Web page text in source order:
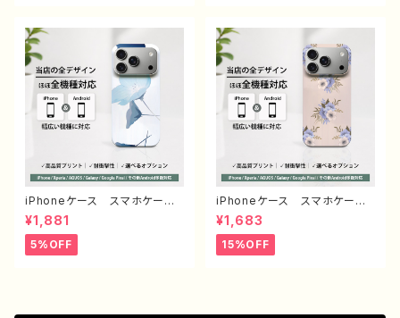
ia Googlepixel Galaxy
Android アンドロイド ケー
ス ノンブランド オリジナル
デザイン グッズ タイトル：シ
ンプル スマホケース PART193
J1-9
AQUOS sense 4 5 6 Xp
eria Googlepixel Galaxy
Android アンドロイド ケ
ース ノンブランド オリジナ
ル デザイン グッズ タイト
ル：エモいスマホケース PART3
75-1 J1-9
iPhoneケース スマホケー
ス イラスト おしゃれ 花
柄 エモい レディース AQU
OS sense 2 3 4 5 iPhone1
5/14/13/12/11 Xperia Goo
¥1,881
5%OFF
iPhoneケース スマホケー
ス 安い シンプル 花柄 お
しゃれ かわいい レディー
ス 個性的 韓国風 おすす
め 人気 クリエイター iPho
¥1,683
15%OFF